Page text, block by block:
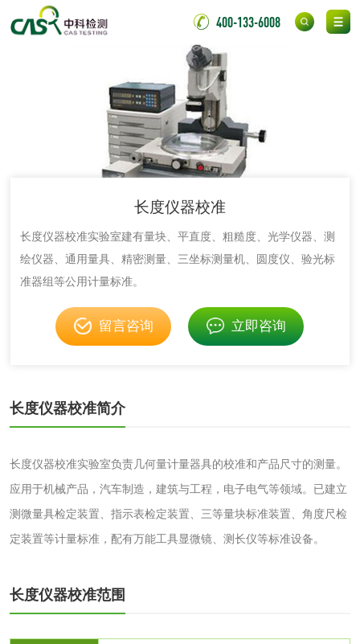
400-133-6008
长度仪器校准
长度仪器校准实验室建有量块、平直度、粗糙度、光学仪器、测
绘仪器、通用量具、精密测量、三坐标测量机、圆度仪、验光标
准器组等公用计量标准。
留言咨询 立即咨询
长度仪器校准简介
长度仪器校准实验室负责几何量计量器具的校准和产品尺寸的测量。
应用于机械产品，汽车制造，建筑与工程，电子电气等领域。已建立
测微量具检定装置、指示表检定装置、三等量块标准装置、角度尺检
定装置等计量标准，配有万能工具显微镜、测长仪等标准设备。
长度仪器校准范围
化妆品毒理试验
化妆品眼刺激试验
化妆品急性经口毒
性试验
化妆品皮肤变态反
皮肤光变态反应试
验
日化产品
花露水检测 蚊香液检测
水处理药剂检测 聚丙烯酰胺检测